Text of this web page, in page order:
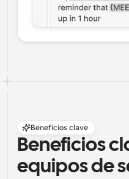
Beneficios clave
Beneficios
equipos de